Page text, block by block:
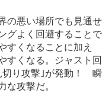
の悪い場所でも見通せ
グよく回避することで
すくなることに加え
すくなる。ジャスト回
切り攻撃｣が発動！ 瞬
攻撃だ。